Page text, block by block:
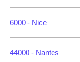
6000 - Nice
44000 - Nantes